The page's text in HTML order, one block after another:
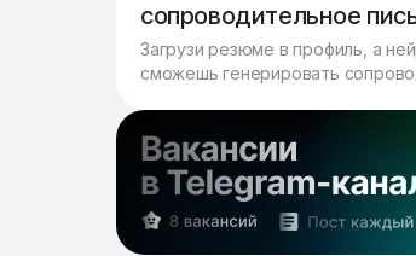
сопроводительное
Загрузи резюме в профиль, а
сможешь генерировать